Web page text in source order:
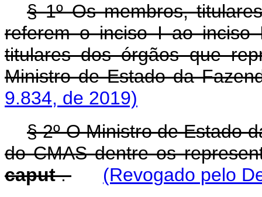
§ 1º Os membros,
referem o inciso I ao
titulares dos órgãos que
Ministro de Estado da
9.834, de 2019)
§ 2º O Ministro de Estado
do CMAS dentre os
caput.
(Revogado pelo